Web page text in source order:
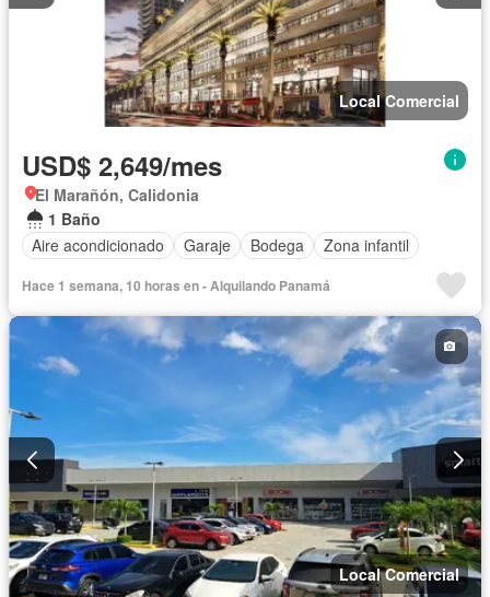
Local Comercial
USD$ 2,649/mes
El Marañón, Calidonia
1 Baño
Aire acondicionado
Garaje Bodega Zona infantil
Hace 1 semana, 10 horas en - Alquilando Panamá
Local Comercial